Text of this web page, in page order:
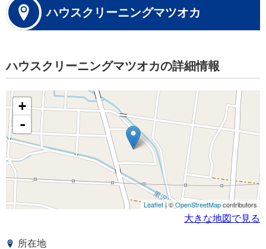
ハウスクリーニングマツオカ
ハウスクリーニングマツオカの詳細情報
+
-
Leaflet| ©OpenStreetMapcontributors
大きな地図で見る
所在地